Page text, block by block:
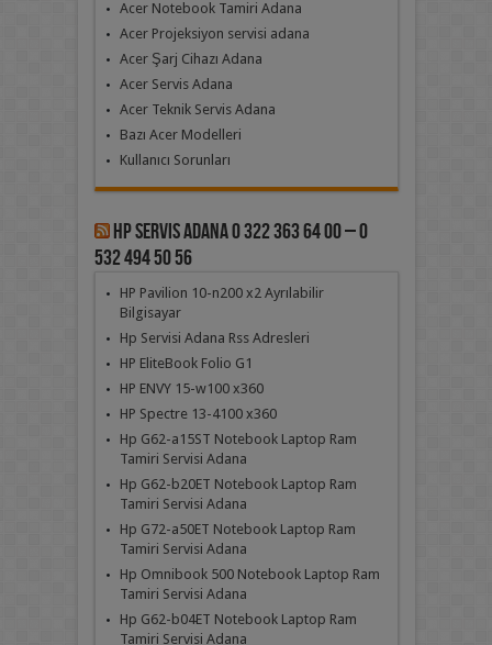
Acer Notebook Tamiri Adana
Acer Projeksiyon servisi adana
Acer Şarj Cihazı Adana
Acer Servis Adana
Acer Teknik Servis Adana
Bazı Acer Modelleri
Kullanıcı Sorunları
Hp Servis Adana 0 322 363 64 00 – 0
532 494 50 56
HP Pavilion 10-n200 x2 Ayrılabilir
Bilgisayar
Hp Servisi Adana Rss Adresleri
HP EliteBook Folio G1
HP ENVY 15-w100 x360
HP Spectre 13-4100 x360
Hp G62-a15ST Notebook Laptop Ram
Tamiri Servisi Adana
Hp G62-b20ET Notebook Laptop Ram
Tamiri Servisi Adana
Hp G72-a50ET Notebook Laptop Ram
Tamiri Servisi Adana
Hp Omnibook 500 Notebook Laptop Ram
Tamiri Servisi Adana
Hp G62-b04ET Notebook Laptop Ram
Tamiri Servisi Adana